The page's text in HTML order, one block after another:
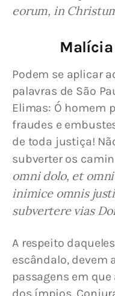
eorum, in
Malícia
Podem se aplicar
palavras de São
Elimas: Ó homem
fraudes e
de toda justiça!
subverter os
omni dolo, et
inimice omnis
subvertere vias
A respeito
escândalo, devem
passagens em